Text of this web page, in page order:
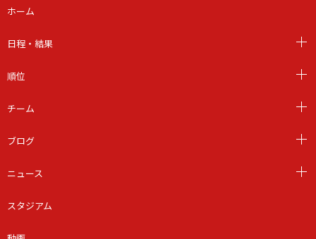
ホーム
日程・結果
順位
チーム
ブログ
ニュース
スタジアム